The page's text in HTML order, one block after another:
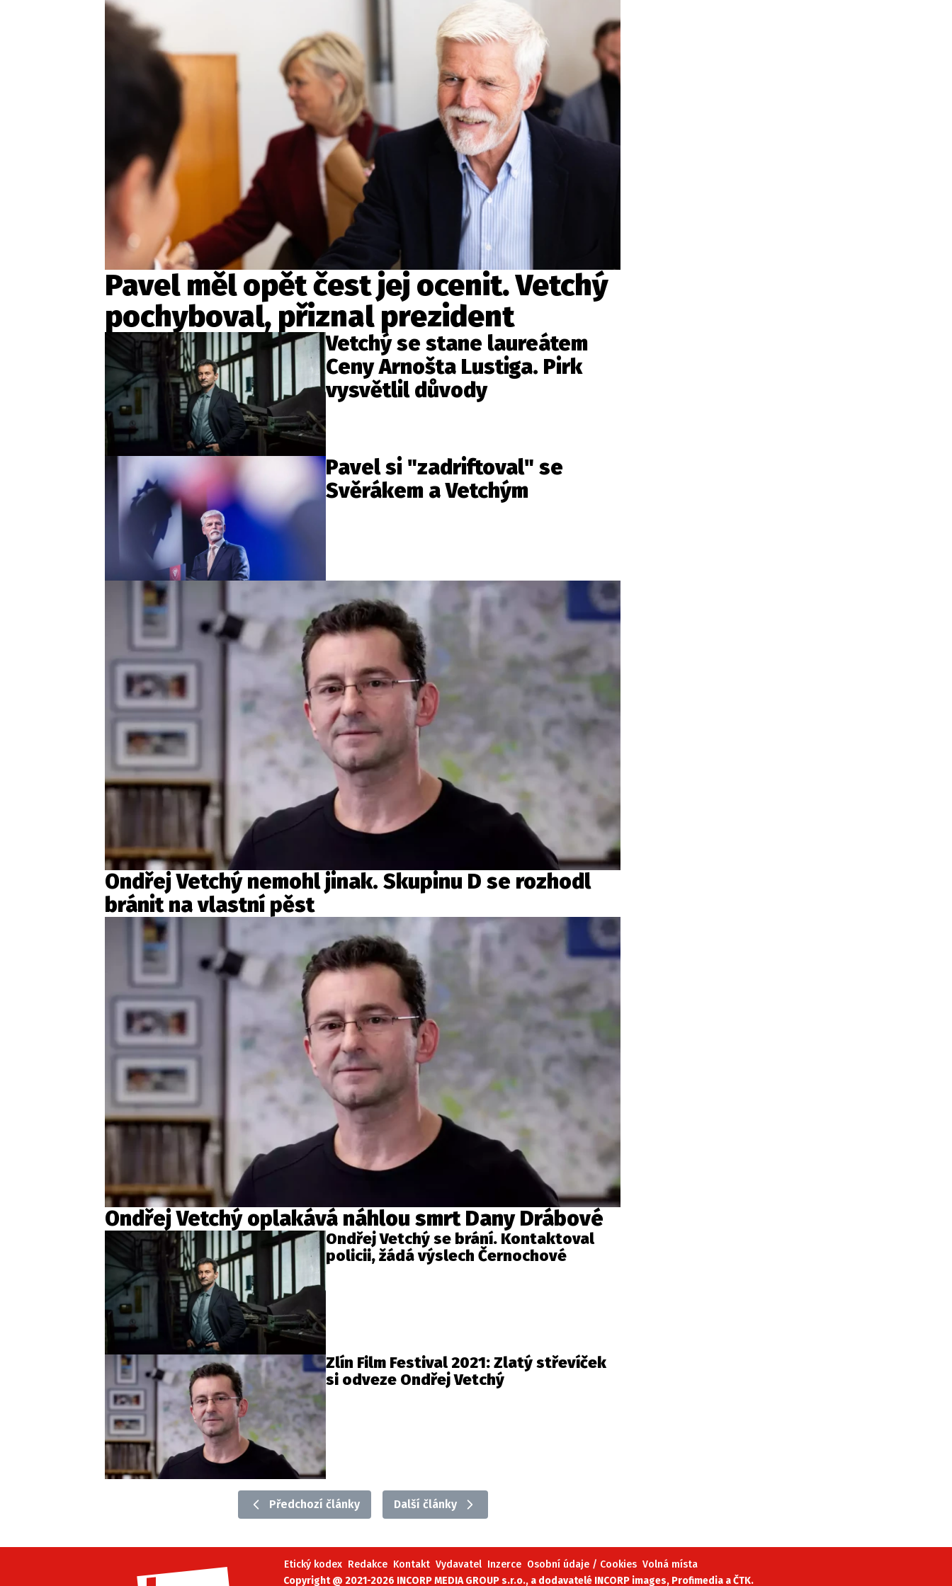
Zaznamenali jste událost? Máte pro nás důležitou zprávu, příběh, fotografie, videa?
Pošlete nám mail na:redakce@newsbox.cz
Nejlepší z vás odměníme
Pavel měl opět čest jej ocenit. Vetchý
pochyboval, přiznal prezident
Vetchý se stane laureátem
Ceny Arnošta Lustiga. Pirk
vysvětlil důvody
Pavel si "zadriftoval" se
Svěrákem a Vetchým
Ondřej Vetchý nemohl jinak. Skupinu D se rozhodl
bránit na vlastní pěst
Ondřej Vetchý oplakává náhlou smrt Dany Drábové
Ondřej Vetchý se brání. Kontaktoval
policii, žádá výslech Černochové
Zlín Film Festival 2021: Zlatý střevíček
si odveze Ondřej Vetchý
Předchozí články Další články
Etický kodex Redakce Kontakt Vydavatel Inzerce Osobní údaje / Cookies Volná místa
Copyright @ 2021-2026 INCORP MEDIA GROUP s.r.o., a dodavatelé INCORP images, Profimedia a ČTK.